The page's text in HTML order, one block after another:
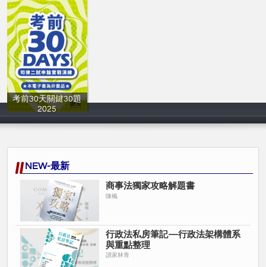
考前30天關鍵30題
2025
讀家補習班
NEW-最新
商事法獨家攻略解題書
陳楓
行政法私房筆記—行政法架構體系
與重點整理
讀家林青